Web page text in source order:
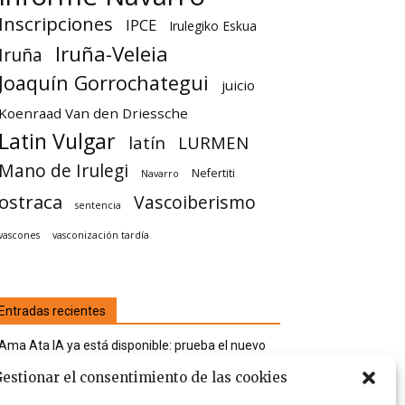
el consentimiento de las cookies
IPCE Irulegiko Eskua
Iruña-Veleia
Gorrochategui
juicio
Van den Driessche
Vulgar latín LURMEN
de Irulegi Navarro Nefertiti
sentencia Vascoiberismo
vasconización tardía
recientes
Ata IA ya está disponible: prueba el nuevo